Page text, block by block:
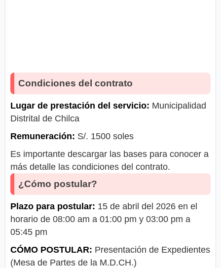
Condiciones del contrato
Lugar de prestación del servicio: Municipalidad
Distrital de Chilca
Remuneración: S/. 1500 soles
Es importante descargar las bases para conocer a
más detalle las condiciones del contrato.
¿Cómo postular?
Plazo para postular: 15 de abril del 2026 en el
horario de 08:00 am a 01:00 pm y 03:00 pm a
05:45 pm
CÓMO POSTULAR: Presentación de Expedientes
(Mesa de Partes de la M.D.CH.)